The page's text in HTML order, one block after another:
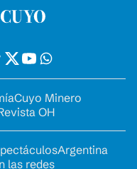
Cuyo Minero
OH
Argentina
las redes